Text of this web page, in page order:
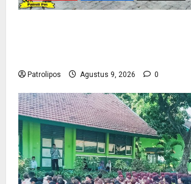
Patrolipos Agustus 9, 2026 0